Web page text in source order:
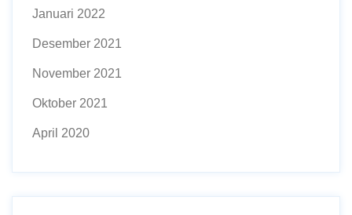
Januari 2022
Desember 2021
November 2021
Oktober 2021
April 2020